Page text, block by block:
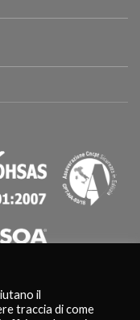
CLIENTI
il
traccia di come